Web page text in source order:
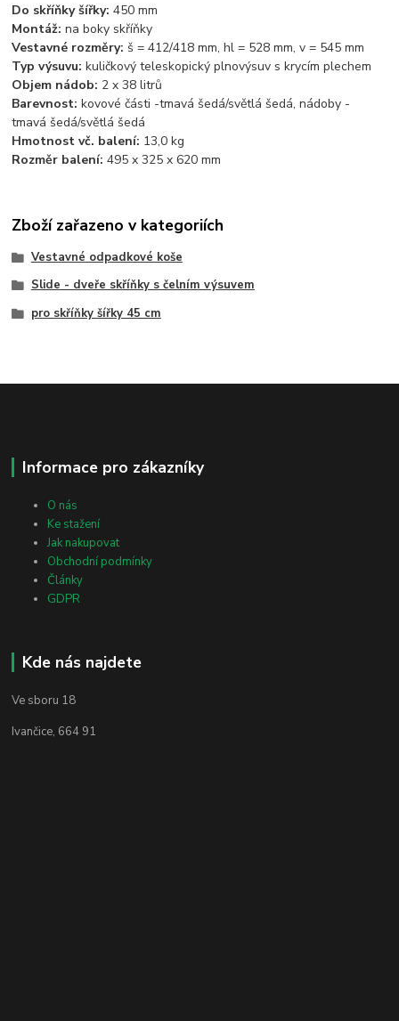
Do skříňky šířky: 450 mm
Montáž: na boky skříňky
Vestavné rozměry: š = 412/418 mm, hl = 528 mm, v = 545 mm
Typ výsuvu: kuličkový teleskopický plnovýsuv s krycím plechem
Objem nádob: 2 x 38 litrů
Barevnost: kovové části -tmavá šedá/světlá šedá, nádoby -
tmavá šedá/světlá šedá
Hmotnost vč. balení: 13,0 kg
Rozměr balení: 495 x 325 x 620 mm
Zboží zařazeno v kategoriích
Vestavné odpadkové koše
Slide - dveře skříňky s čelním výsuvem
pro skříňky šířky 45 cm
Informace pro zákazníky
O nás
Ke stažení
Jak nakupovat
Obchodní podmínky
Články
GDPR
Kde nás najdete
Ve sboru 18
Ivančice, 664 91